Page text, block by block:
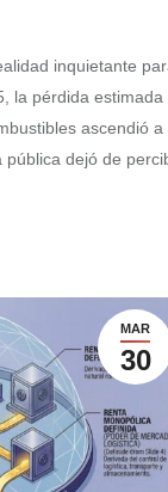
inquietante
la pérdida estimada
ascendió a
pública dejó de
MAR
30